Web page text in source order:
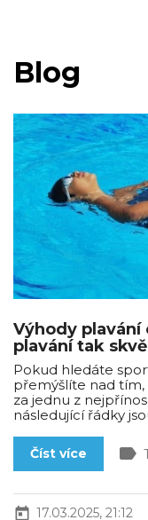
Blog
Výhody plavání
plavání tak
Pokud hledáte
přemýšlíte nad tím,
za jednu z
následující řádky
Číst více label
today 17.03.2025, 21:12